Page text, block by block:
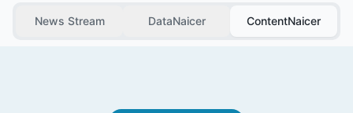
News Stream DataNaicer ContentNaicer